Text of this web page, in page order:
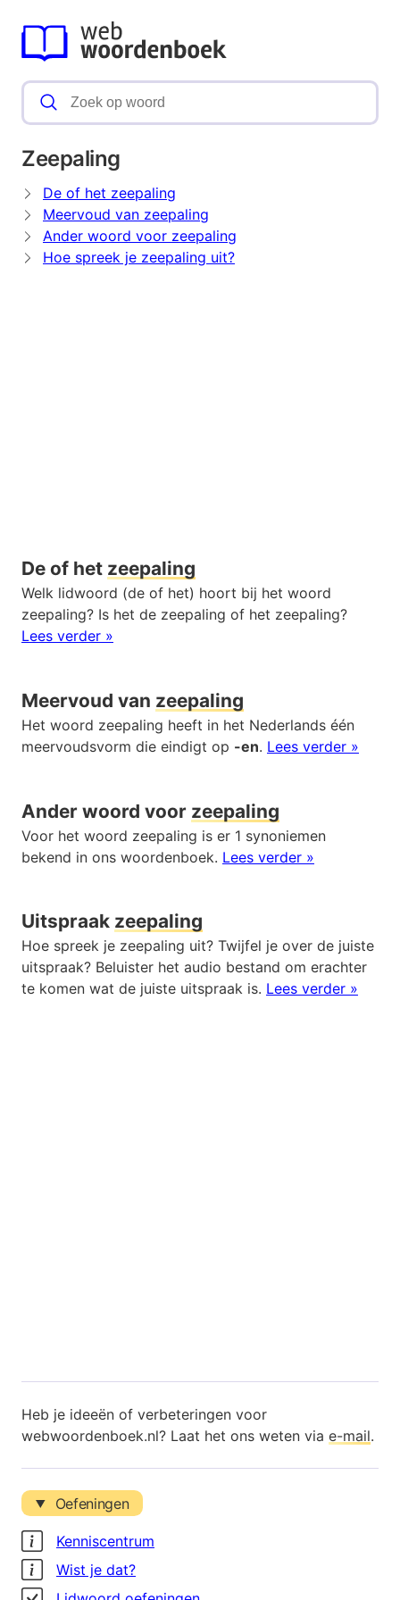
Zeepaling
De of het zeepaling
Meervoud van zeepaling
Ander woord voor zeepaling
Hoe spreek je zeepaling uit?
De of het zeepaling
Welk lidwoord (de of het) hoort bij het woord
zeepaling? Is het de zeepaling of het zeepaling?
Lees verder »
Meervoud van zeepaling
Het woord zeepaling heeft in het Nederlands één
meervoudsvorm die eindigt op -en. Lees verder »
Ander woord voor zeepaling
Voor het woord zeepaling is er 1 synoniemen
bekend in ons woordenboek. Lees verder »
Uitspraak zeepaling
Hoe spreek je zeepaling uit? Twijfel je over de juiste
uitspraak? Beluister het audio bestand om erachter
te komen wat de juiste uitspraak is. Lees verder »
Heb je ideeën of verbeteringen voor
webwoordenboek.nl? Laat het ons weten via e-mail.
Oefeningen
Kenniscentrum
Wist je dat?